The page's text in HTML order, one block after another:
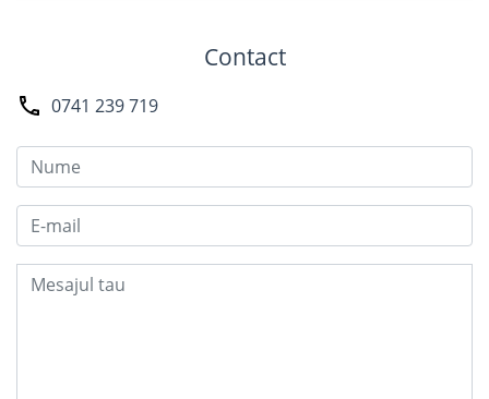
Contact
0741 239 719